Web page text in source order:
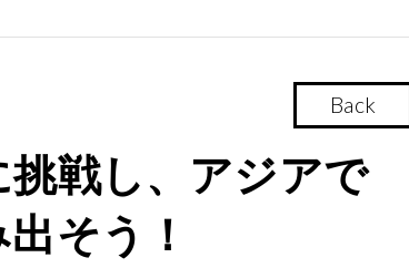
Back
戦し、アジアで
そう！